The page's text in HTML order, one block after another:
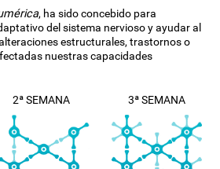
, ha sido concebido para
del sistema nervioso y ayudar al
estructurales, trastornos o
nuestras capacidades
2ª SEMANA 3ª SEMANA